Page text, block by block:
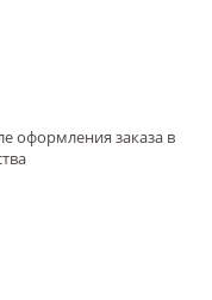
оформления заказа в